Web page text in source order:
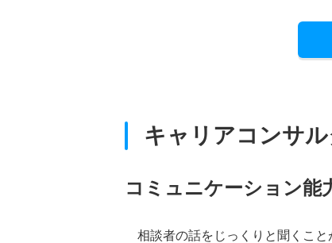
キャリアコンサ
コミュニケーション能
相談者の話をじっくりと聞くこと